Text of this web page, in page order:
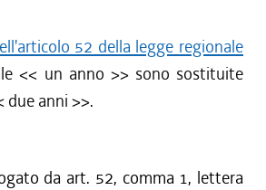
52 della legge regionale
<< un anno >> sono sostituite
due anni >>.
da art. 52, comma 1, lettera